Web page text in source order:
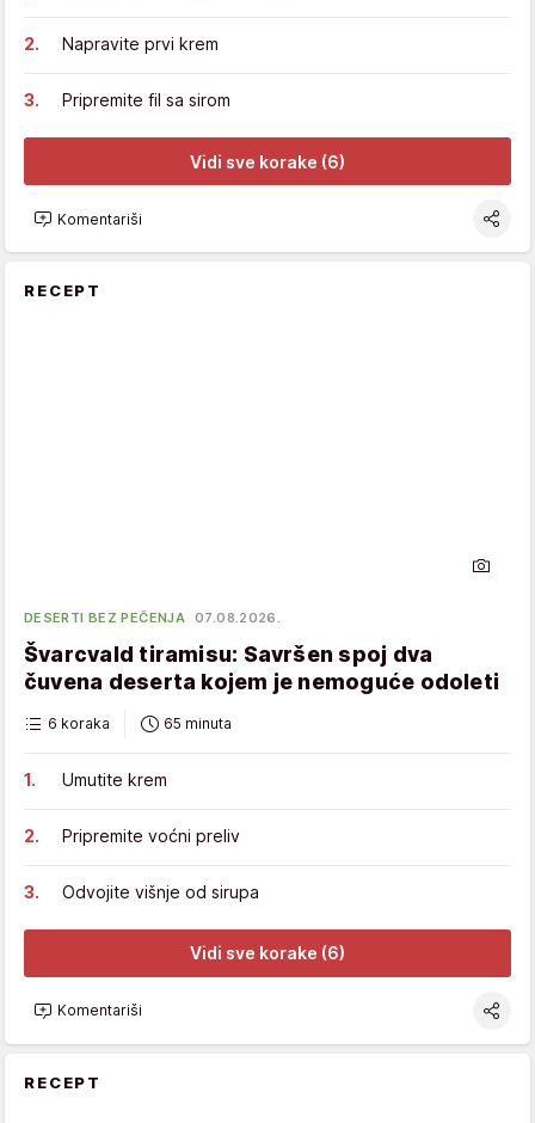
Napravite prvi krem
Pripremite fil sa sirom
Vidi sve korake (6)
Komentariši
RECEPT
DESERTI BEZ PEČENJA 07.08.2026.
Švarcvald tiramisu: Savršen spoj dva
čuvena deserta kojem je nemoguće odoleti
6 koraka 65 minuta
Umutite krem
Pripremite voćni preliv
Odvojite višnje od sirupa
Vidi sve korake (6)
Komentariši
RECEPT